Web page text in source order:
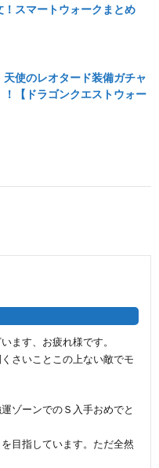
スマートウォークまとめ
天使のレオタード装備ガチャ
【ドラゴンクエストウォー
ます、お疲れ様です。
さいことこの上ない敵でモ
ゾーンでのＳ入手おめでと
目指しています。ただ全然